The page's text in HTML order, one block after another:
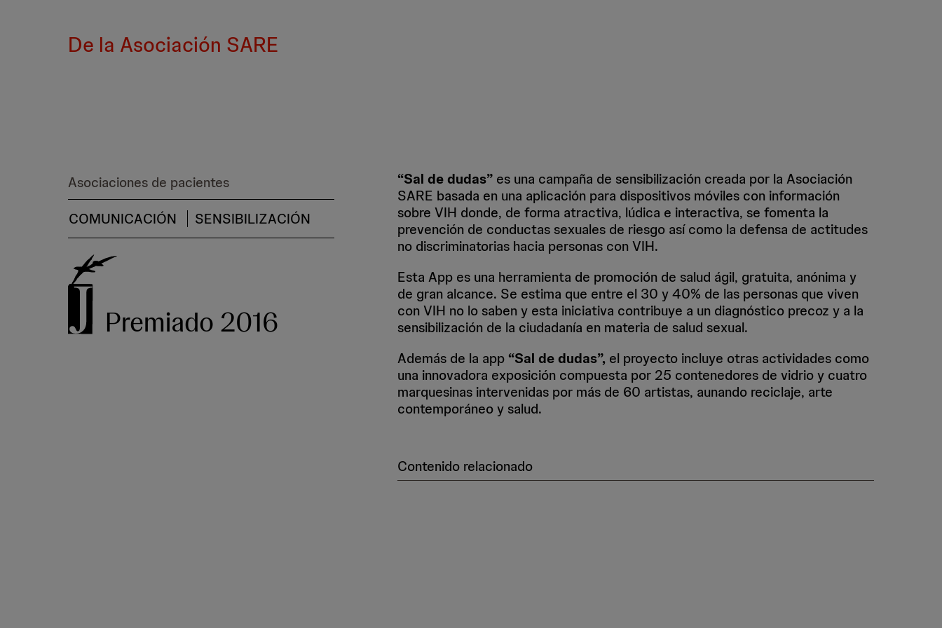
De la Asociación SARE
Asociaciones de pacientes
COMUNICACIÓN
SENSIBILIZACIÓN
Premiado 2016
“Sal de dudas” es una campaña de sensibilización creada por la Asociación
SARE basada en una aplicación para dispositivos móviles con información
sobre VIH donde, de forma atractiva, lúdica e interactiva, se fomenta la
prevención de conductas sexuales de riesgo así como la defensa de actitudes
no discriminatorias hacia personas con VIH.
Esta App es una herramienta de promoción de salud ágil, gratuita, anónima y
de gran alcance. Se estima que entre el 30 y 40% de las personas que viven
con VIH no lo saben y esta iniciativa contribuye a un diagnóstico precoz y a la
sensibilización de la ciudadanía en materia de salud sexual.
Además de la app “Sal de dudas”, el proyecto incluye otras actividades como
una innovadora exposición compuesta por 25 contenedores de vidrio y cuatro
marquesinas intervenidas por más de 60 artistas, aunando reciclaje, arte
contemporáneo y salud.
Contenido relacionado